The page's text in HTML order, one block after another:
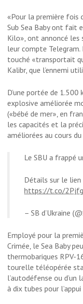
«Pour la première fois
Sub Sea Baby ont fait
Kilo», ont annoncé les
leur compte Telegram.
touché «transportait
Kalibr, que l’ennemi
D’une portée de 1.500
explosive améliorée
(«bébé de mer», en
les capacités et la
améliorées au cours
Le SBU a frappé
Détails sur le lien
https://t.co/
– SB d’Ukraine
Employé pour la
Crimée, le Sea Baby
thermobariques RPV-
tourelle téléopérée
l’autodéfense ou
à dix tubes pour